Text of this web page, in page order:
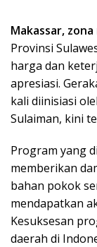
Makassar,
Provinsi
harga dan
apresiasi.
kali diinisiasi
Sulaiman, kini
Program yang
memberikan
bahan pokok
mendapatkan
Kesuksesan
daerah di